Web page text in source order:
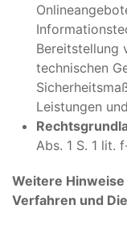
Bereitstellung
technischen
Leistungen
Abs. 1 S. 1 lit.
Weitere
Verfahren und